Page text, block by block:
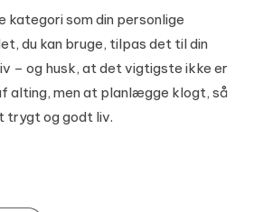
kategori som din personlige
du kan bruge, tilpas det til din
– og husk, at det vigtigste ikke er
alting, men at planlægge klogt, så
trygt og godt liv.